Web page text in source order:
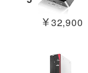
￥32,900